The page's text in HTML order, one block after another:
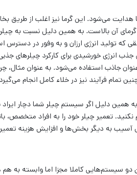
می‌شود. این گرما نیز اغلب از طریق
آن بالاست. به همین دلیل نسبت به
که تولید انرژی ارزان و به وفور در
انرژی خورشیدی برای کارکرد چیلرهای
جاذب استفاده می‌شود. به عنوان مثال،
تمام فرآیند نیز در خلاء کامل انجام
به همین دلیل اگر سیستم چیلر شما دچار
تعمیر چیلر خود را به افراد متخصص،
آسیب به دیگر بخش‌ها و افزایش هزینه
سیستم‌هایی کاملا مجزا اما وابسته به هم